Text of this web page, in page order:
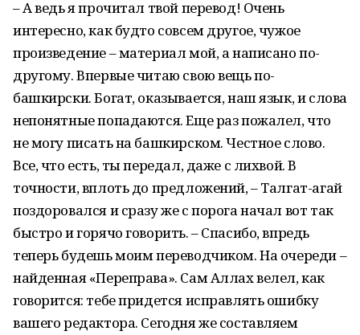
– А ведь я прочитал твой перевод! Очень
интересно, как будто совсем другое, чужое
произведение – материал мой, а написано по-
другому. Впервые читаю свою вещь по-
башкирски. Богат, оказывается, наш язык, и слова
непонятные попадаются. Еще раз пожалел, что
не могу писать на башкирском. Честное слово.
Все, что есть, ты передал, даже с лихвой. В
точности, вплоть до предложений, – Талгат-агай
поздоровался и сразу же с порога начал вот так
быстро и горячо говорить. – Спасибо, впредь
теперь будешь моим переводчиком. На очереди –
найденная «Переправа». Сам Аллах велел, как
говорится: тебе придется исправлять ошибку
вашего редактора. Сегодня же составляем